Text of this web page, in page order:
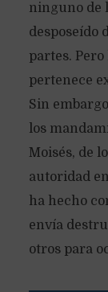
ninguno de
desposeído
partes.
pertenece
Sin
los
Moisés, de
autoridad
ha hecho
envía
otros para